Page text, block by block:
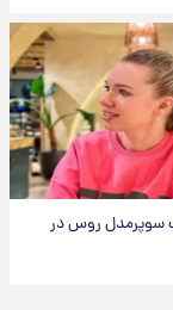
سوپرمدل روس در